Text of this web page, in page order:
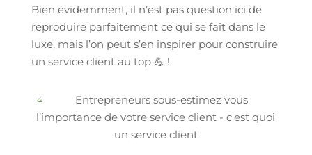
Bien évidemment, il n’est pas question ici de
reproduire parfaitement ce qui se fait dans le
luxe, mais l’on peut s’en inspirer pour construire
un service client au top 💪 !